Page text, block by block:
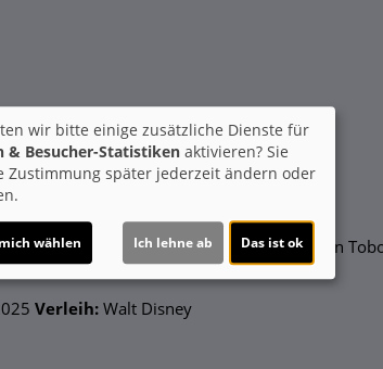
Hammons, Chad Michael Murray, Stephen
Verleih: Walt Disney
wir bitte einige zusätzliche Dienste für
& Besucher-Statistiken aktivieren? Sie
Zustimmung später jederzeit ändern oder
wählen Ich lehne ab Das ist ok